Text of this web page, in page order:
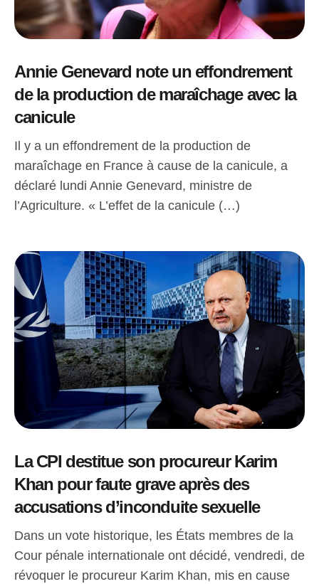
Annie Genevard note un effondrement
de la production de maraîchage avec la
canicule
Il y a un effondrement de la production de
maraîchage en France à cause de la canicule, a
déclaré lundi Annie Genevard, ministre de
l’Agriculture. « L’effet de la canicule (…)
La CPI destitue son procureur Karim
Khan pour faute grave après des
accusations d’inconduite sexuelle
Dans un vote historique, les États membres de la
Cour pénale internationale ont décidé, vendredi, de
révoquer le procureur Karim Khan, mis en cause